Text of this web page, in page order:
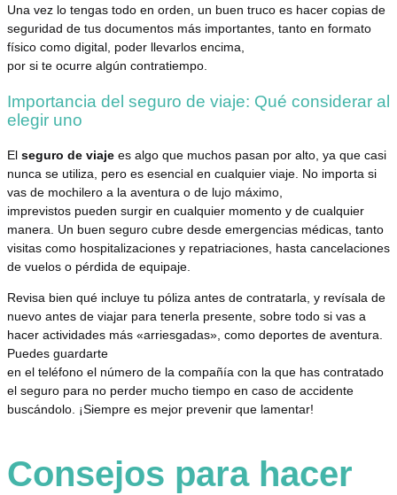
Una vez lo tengas todo en orden, un buen truco es hacer copias de
seguridad de tus documentos más importantes, tanto en formato
físico como digital, poder llevarlos encima,
por si te ocurre algún contratiempo.
Importancia del seguro de viaje: Qué considerar al
elegir uno
El seguro de viaje es algo que muchos pasan por alto, ya que casi
nunca se utiliza, pero es esencial en cualquier viaje. No importa si
vas de mochilero a la aventura o de lujo máximo,
imprevistos pueden surgir en cualquier momento y de cualquier
manera. Un buen seguro cubre desde emergencias médicas, tanto
visitas como hospitalizaciones y repatriaciones, hasta cancelaciones
de vuelos o pérdida de equipaje.
Revisa bien qué incluye tu póliza antes de contratarla, y revísala de
nuevo antes de viajar para tenerla presente, sobre todo si vas a
hacer actividades más «arriesgadas», como deportes de aventura.
Puedes guardarte
en el teléfono el número de la compañía con la que has contratado
el seguro para no perder mucho tiempo en caso de accidente
buscándolo. ¡Siempre es mejor prevenir que lamentar!
Consejos para hacer